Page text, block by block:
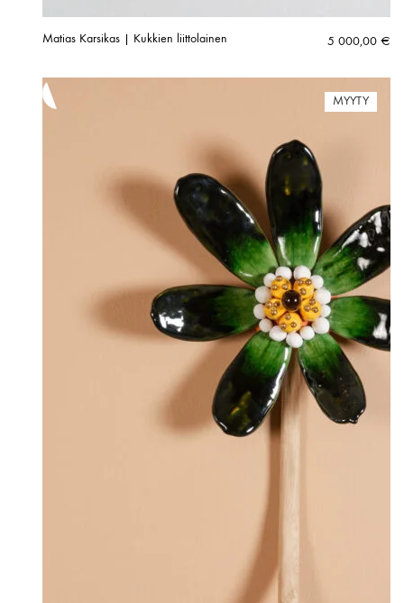
Matias Karsikas | Kukkien liittolainen 5 000,00 €
MYYTY